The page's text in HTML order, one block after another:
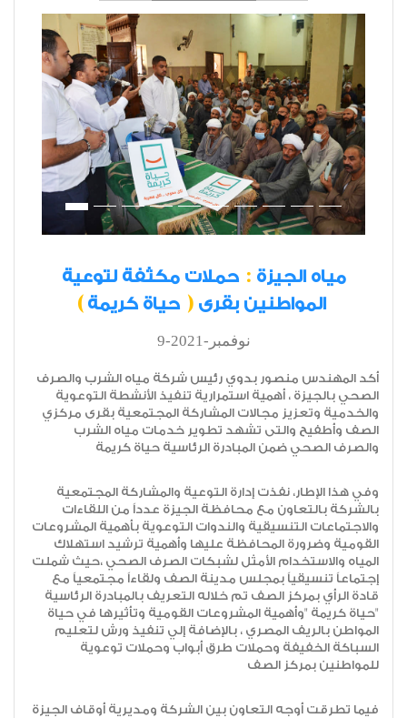
مياه الجيزة :حملات مكثفة لتوعية
المواطنين بقرى ( حياة كريمة
9-نوفمبر-2021
أكد المهندس منصور بدوي رئيس شركة مياه الشرب والصرف
الصحي بالجيزة ، أهمية استمرارية تنفيذ الأنشطة التوعوية
والخدمية وتعزيز مجالات المشاركة المجتمعية بقرى مركزي
الصف وأطفيح والتى تشهد تطوير خدمات مياه الشرب
والصرف الصحي ضمن المبادرة الرئاسية حياة كريمة
وفي هذا الإطار، نفذت إدارة التوعية والمشاركة المجتمعية
بالشركة بالتعاون مع محافظة الجيزة عدداً من اللقاءات
والاجتماعات التنسيقية والندوات التوعوية بأهمية المشروعات
القومية وضرورة المحافظة عليها وأهمية ترشيد استهلاك
المياه والاستخدام الأمثل لشبكات الصرف الصحي ،حيث شملت
إجتماعاً تنسيقياً بمجلس مدينة الصف ولقاءاً مجتمعياً مع
قادة الرأي بمركز الصف تم خلاله التعريف بالمبادرة الرئاسية
"حياة كريمة "وأهمية المشروعات القومية وتأثيرها في حياة
المواطن بالريف المصري ، بالإضافة إلي تنفيذ ورش لتعليم
السباكة الخفيفة وحملات طرق أبواب وحملات توعوية
للمواطنين بمركز الصف
فيما تطرقت أوجه التعاون بين الشركة ومديرية أوقاف الجيزة